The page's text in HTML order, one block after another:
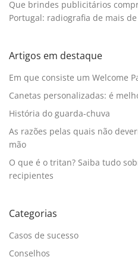
Que brindes publicitários
Portugal: radiografia de mais
Artigos em destaque
Em que consiste um Welcome
Canetas personalizadas: é
História do guarda-chuva
As razões pelas quais não
mão
O que é o tritan? Saiba tudo
recipientes
Categorias
Casos de sucesso
Conselhos